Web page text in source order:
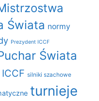
Świata normy
Prezydent ICCF
Świata
silniki szachowe
turnieje